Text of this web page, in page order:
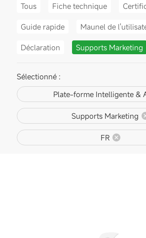
Tous
Fiche technique
Guide rapide Maunel de
Déclaration Supports Marketing
Sélectionné :
Plate-forme Intelligente &
Supports Marketing
FR